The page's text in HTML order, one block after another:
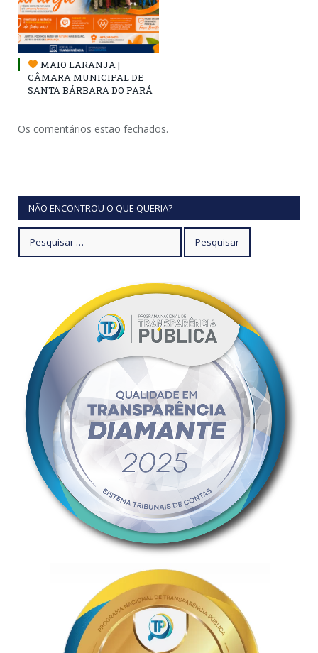
MAIO LARANJA |
CÂMARA MUNICIPAL DE
SANTA BÁRBARA DO PARÁ
Os comentários estão fechados.
NÃO ENCONTROU O QUE QUERIA?